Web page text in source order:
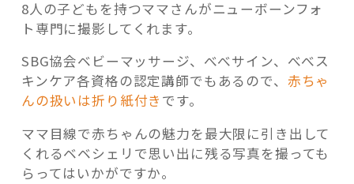
8人の子どもを持つママさんがニューボーンフォ
ト専門に撮影してくれます。
SBG協会ベビーマッサージ、べべサイン、べべス
キンケア各資格の認定講師でもあるので、 赤ちゃ
んの扱いは折り紙付き です。
ママ目線で赤ちゃんの魅力を最大限に引き出して
くれるベベシェリで思い出に残る写真を撮っても
らってはいかがですか。